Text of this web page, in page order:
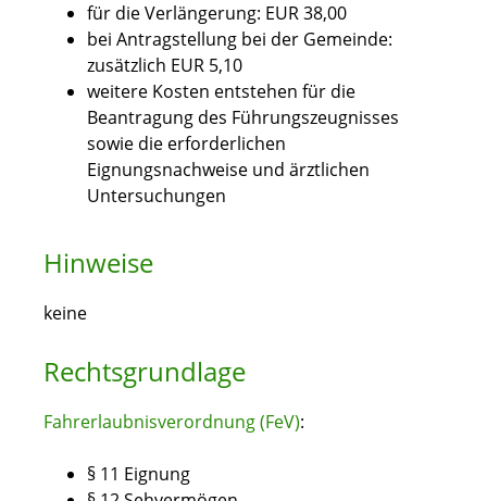
für die Verlängerung: EUR 38,00
bei Antragstellung bei der Gemeinde:
zusätzlich EUR 5,10
weitere Kosten entstehen für die
Beantragung des Führungszeugnisses
sowie die erforderlichen
Eignungsnachweise und ärztlichen
Untersuchungen
Hinweise
keine
Rechtsgrundlage
Fahrerlaubnisverordnung (FeV):
§ 11 Eignung